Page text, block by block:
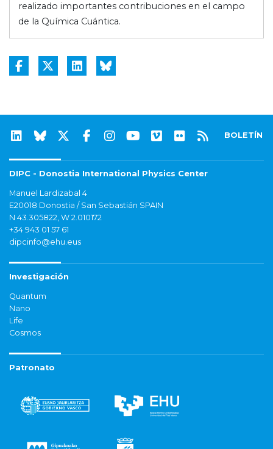
realizado importantes contribuciones en el campo
de la Química Cuántica.
BOLETÍN
DIPC - Donostia International Physics Center
Manuel Lardizabal 4
E20018 Donostia / San Sebastián SPAIN
N 43.305822, W 2.010172
+34 943 01 57 61
dipcinfo@ehu.eus
Investigación
Quantum
Nano
Life
Cosmos
Patronato